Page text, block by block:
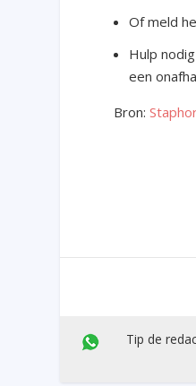
Of meld
Hulp
een
Bron:
Tip de